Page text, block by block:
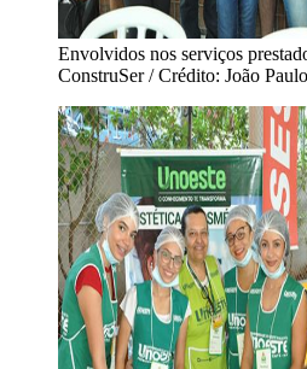
Envolvidos nos serviços
ConstruSer / Crédito: João